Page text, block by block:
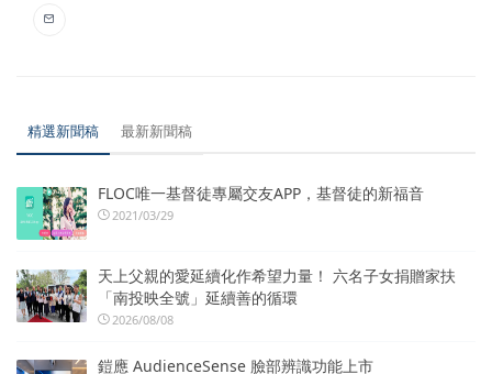
精選新聞稿 最新新聞稿
FLOC唯一基督徒專屬交友APP，基督徒的新福音
2021/03/29
天上父親的愛延續化作希望力量！ 六名子女捐贈家扶
「南投映全號」延續善的循環
2026/08/08
鎧應 AudienceSense 臉部辨識功能上市